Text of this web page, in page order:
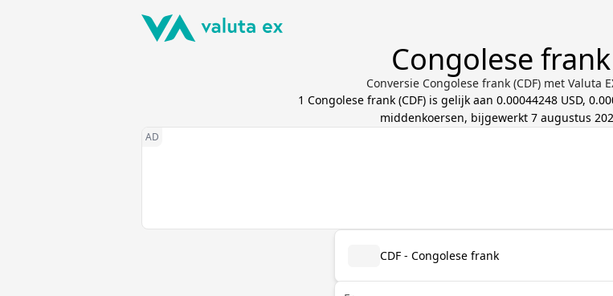
Congolese frank
Conversie Congolese frank (CDF) met Valuta
1 Congolese frank (CDF) is gelijk aan 0.00044248 USD,
middenkoersen, bijgewerkt 7 augustus
CDF - Congolese frank